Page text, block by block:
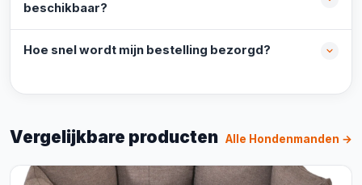
beschikbaar?
Hoe snel wordt mijn bestelling bezorgd?
Vergelijkbare producten Alle Hondenmanden →